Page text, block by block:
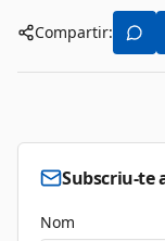
Compartir:
Subscriu-te
Nom